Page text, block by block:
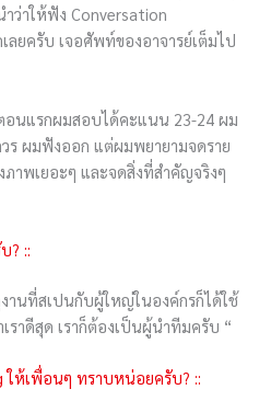
ว่าให้ฟัง Conversation
ยครับ เจอศัพท์ของอาจารย์เต็มไป
อนแรกผมสอบได้คะแนน 23-24 ผม
ร ผมฟังออก แต่ผมพยายามจดราย
าพเยอะๆ และจดสิ่งที่สำคัญจริงๆ
? ::
นที่สเปนกับผู้ใหญ่ในองค์กรก็ได้ใช้
ราดีสุด เราก็ต้องเป็นผู้นำทีมครับ “
ให้เพื่อนๆ ทราบหน่อยครับ? ::